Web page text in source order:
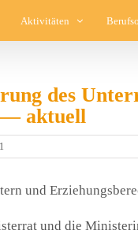
Aktivitäten
des
— aktuell
und
und die